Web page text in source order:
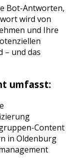
Bot-Antworten,
wird von
und Ihre
– und das
umfasst:
Content
in Oldenburg